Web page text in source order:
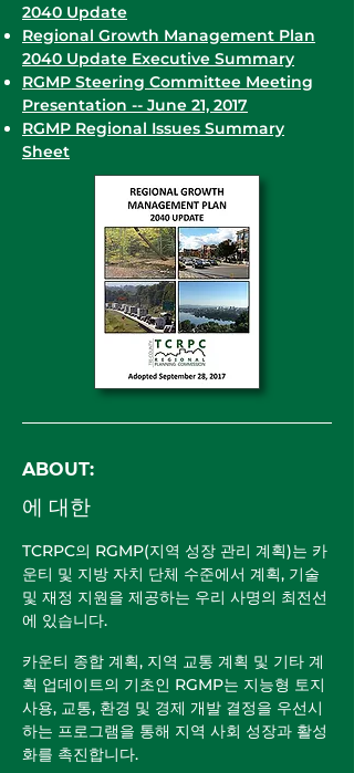
2040 Update
Regional Growth Management Plan
2040 Update Executive Summary
RGMP Steering Committee Meeting
Presentation -- June 21, 2017
RGMP Regional Issues Summary
Sheet
ABOUT:
에 대한
TCRPC의 RGMP(지역 성장 관리 계획)는 카
운티 및 지방 자치 단체 수준에서 계획, 기술
및 재정 지원을 제공하는 우리 사명의 최전선
에 있습니다.
카운티 종합 계획, 지역 교통 계획 및 기타 계
획 업데이트의 기초인 RGMP는 지능형 토지
사용, 교통, 환경 및 경제 개발 결정을 우선시
하는 프로그램을 통해 지역 사회 성장과 활성
화를 촉진합니다.